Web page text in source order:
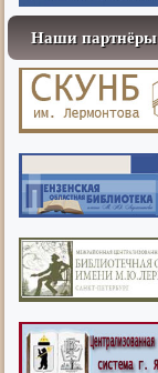
Наши партнёры